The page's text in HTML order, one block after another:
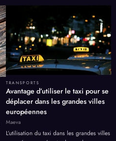
TRANSPORTS
Avantage d’utiliser le taxi pour se
déplacer dans les grandes villes
européennes
Maeva
L’utilisation du taxi dans les grandes villes